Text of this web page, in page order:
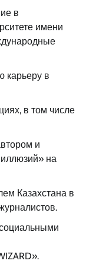
в
имени
карьеру в
в том числе
и
на
Казахстана в